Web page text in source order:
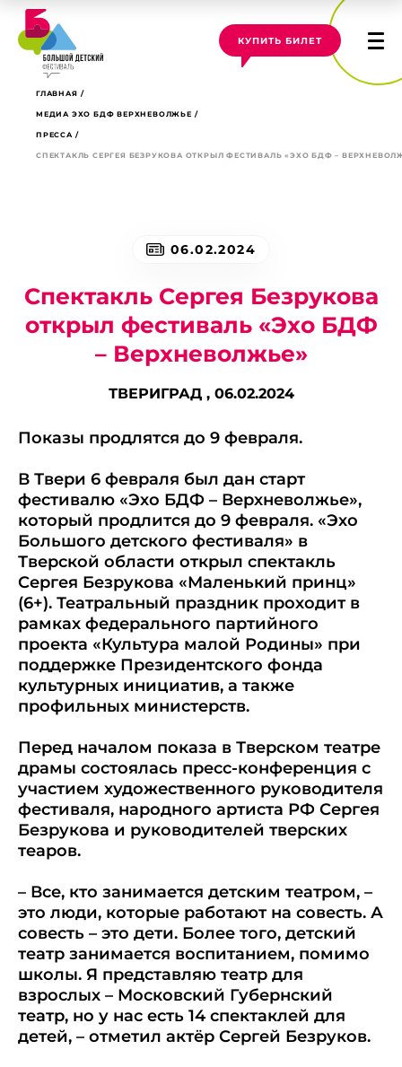
КУПИТЬ БИЛЕТ
ГЛАВНАЯ
МЕДИА ЭХО БДФ ВЕРХНЕВОЛЖЬЕ
ПРЕССА
СПЕКТАКЛЬ СЕРГЕЯ БЕЗРУКОВА ОТКРЫЛ ФЕСТИВАЛЬ «ЭХО БДФ –
06.02.2024
Спектакль Сергея Безрукова
открыл фестиваль «Эхо БДФ
– Верхневолжье»
ТВЕРИГРАД , 06.02.2024
Показы продлятся до 9 февраля.
В Твери 6 февраля был дан старт
фестивалю «Эхо БДФ – Верхневолжье»,
который продлится до 9 февраля. «Эхо
Большого детского фестиваля» в
Тверской области открыл спектакль
Сергея Безрукова «Маленький принц»
(6+). Театральный праздник проходит в
рамках федерального партийного
проекта «Культура малой Родины» при
поддержке Президентского фонда
культурных инициатив, а также
профильных министерств.
Перед началом показа в Тверском театре
драмы состоялась пресс-конференция с
участием художественного руководителя
фестиваля, народного артиста РФ Сергея
Безрукова и руководителей тверских
теаров.
– Все, кто занимается детским театром, –
это люди, которые работают на совесть. А
совесть – это дети. Более того, детский
театр занимается воспитанием, помимо
школы. Я представляю театр для
взрослых – Московский Губернский
театр, но у нас есть 14 спектаклей для
детей, – отметил актёр Сергей Безруков.